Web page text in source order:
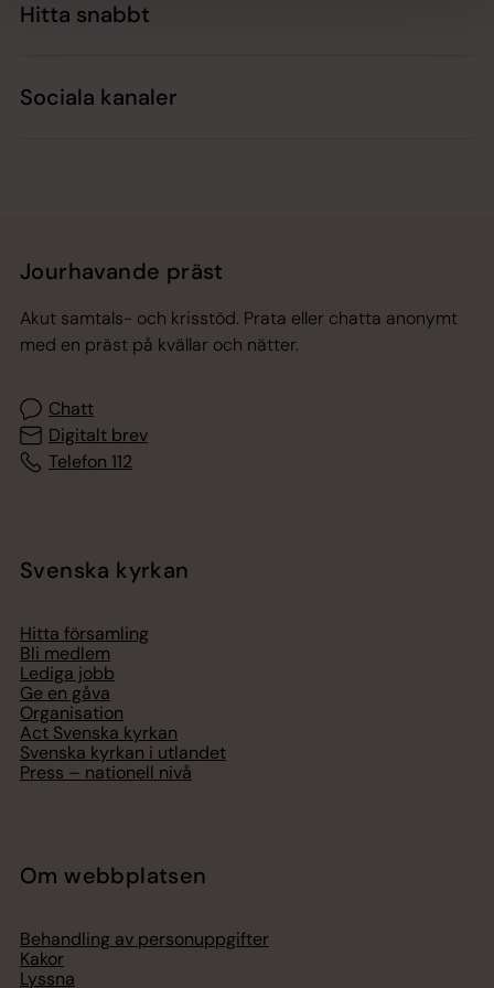
Hitta snabbt
Sociala kanaler
Jourhavande präst
Akut samtals- och krisstöd. Prata eller chatta anonymt
med en präst på kvällar och nätter.
Chatt
Digitalt brev
Telefon 112
Svenska kyrkan
Hitta församling
Bli medlem
Lediga jobb
Ge en gåva
Organisation
Act Svenska kyrkan
Svenska kyrkan i utlandet
Press – nationell nivå
Om webbplatsen
Behandling av personuppgifter
Kakor
Lyssna